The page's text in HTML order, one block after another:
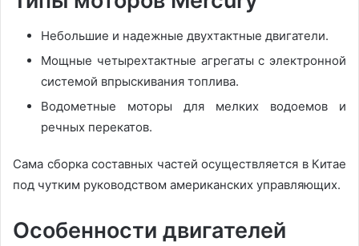
Небольшие и надежные двухтактные двигатели.
Мощные четырехтактные агрегаты с электронной
системой впрыскивания топлива.
Водометные моторы для мелких водоемов и
речных перекатов.
Сама сборка составных частей осуществляется в Китае
под чутким руководством американских управляющих.
Особенности двигателей